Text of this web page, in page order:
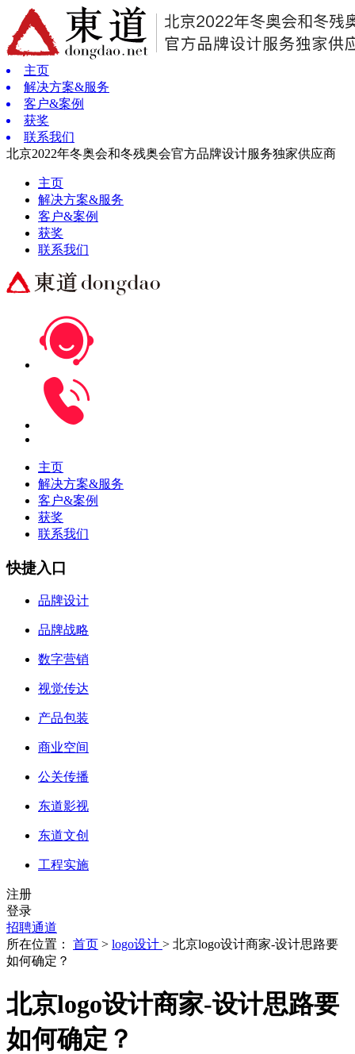
主页
解决方案&服务
客户&案例
获奖
联系我们
北京2022年冬奥会和冬残奥会官方品牌设计服务独家供应商
主页
解决方案&服务
客户&案例
获奖
联系我们
主页
解决方案&服务
客户&案例
获奖
联系我们
快捷入口
品牌设计
品牌战略
数字营销
视觉传达
产品包装
商业空间
公关传播
东道影视
东道文创
工程实施
注册
登录
招聘通道
所在位置： 首页 > logo设计 > 北京logo设计商家-设计思路要
如何确定？
北京logo设计商家-设计思路要
如何确定？